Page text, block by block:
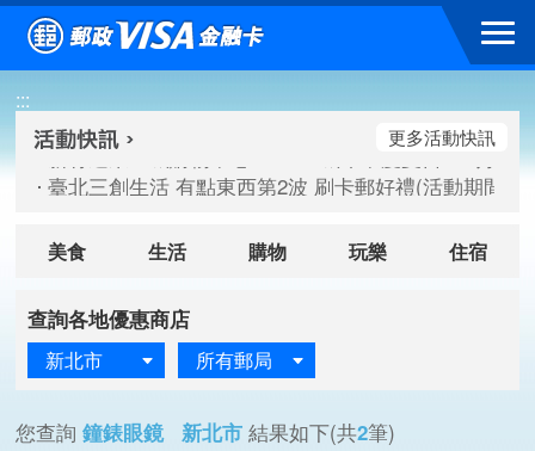
跳到主要內容區塊
:::
新竹遠東巨城購物中心 2026巨城年中慶夏日BIG好刷(
桃園大江國際購物中心 好饗去大江檔期(活動期間：
新竹遠東巨城購物中心 2026巨城年中慶夏日BIG好刷(
臺北三創生活 有點東西第2波 刷卡郵好禮(活動期間：
更多活動快訊
美食 生活 購物 玩樂 住宿
查詢各地優惠商店
新北市 所有郵局
您查詢 鐘錶眼鏡 新北市 結果如下(共2筆)